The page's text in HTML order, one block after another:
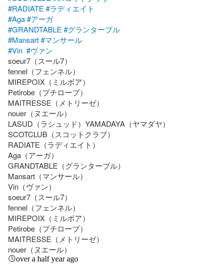
#RADIATE #ラディエイト
#Aga#アーガ
#GRANDTABLE #グランターブル
#Mansart#マンサール
#Vin #ヴァン
soeur7（スール7）
fennel（フェンネル）
MIREPOIX（ミルボア）
Petirobe（プチローブ）
MAITRESSE（メトリーゼ）
nouer（ヌエール）
LASUD（ラシュッド）YAMADAYA（ヤマダヤ）
SCOTCLUB（スコットクラブ）
RADIATE（ラディエイト）
Aga（アーガ）
GRANDTABLE（グランターブル）
Mansart（マンサール）
Vin（ヴァン）
soeur7（スール7）
fennel（フェンネル）
MIREPOIX（ミルボア）
Petirobe（プチローブ）
MAITRESSE（メトリーゼ）
nouer（ヌエール）
over a half year ago